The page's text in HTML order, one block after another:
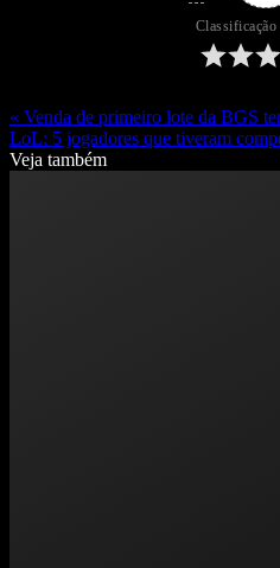
« Venda de primeiro lote da BGS
LoL: 5 jogadores que tiveram
Veja também